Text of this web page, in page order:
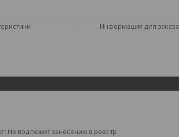
Информация для заказа
Не подлежит занесению в реестр